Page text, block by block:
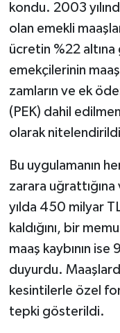
kondu. 2003
olan emekli
ücretin %22 altına
emekçilerinin
zamların ve ek
(PEK) dahil
olarak
Bu uygulamanın
zarara uğrattığına
yılda 450 milyar
kaldığını, bir
maaş kaybının ise
duyurdu.
kesintilerle özel
tepki gösterildi.